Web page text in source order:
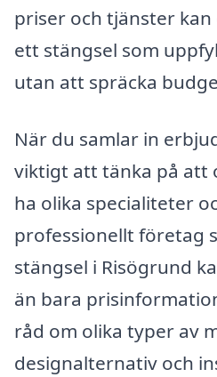
priser och tjänster
ett stängsel som
utan att spräcka
När du samlar in
viktigt att tänka på att
ha olika specialiteter
professionellt företag
stängsel i Risögrund
än bara
råd om olika typer av
designalternativ och